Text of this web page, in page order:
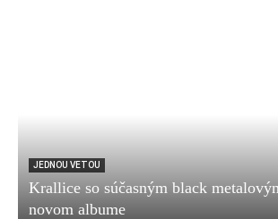
JEDNOU VETOU
Krallice so súčasným black
novom albume